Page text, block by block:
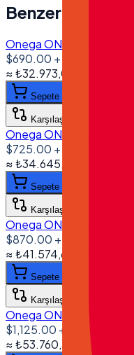
Benzer Ürünler
Onega ONG-1560 15.6''
$690.00 + KDV
≈₺32.973,03
Sepete ekle
Karşılaştır
Onega ONG-1560 15.6''
$725.00 + KDV
≈₺34.645,58
Sepete ekle
Karşılaştır
Onega ONG-1560 15.6''
$870.00 + KDV
≈₺41.574,69
Sepete ekle
Karşılaştır
Onega ONG-1560 15.6''
$1,125.00 + KDV
≈₺53.760,38 + KDV